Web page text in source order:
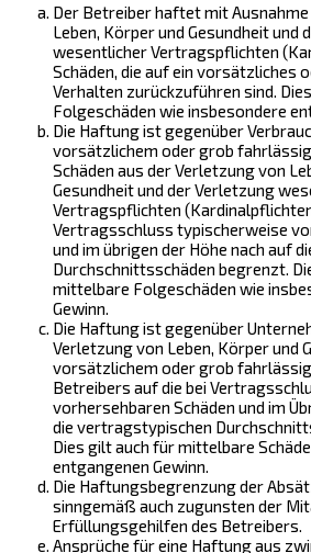
Der Betreiber haftet mit
Leben, Körper und Gesundheit und
wesentlicher Vertragspflichten
Schäden, die auf ein vorsätzliches
Verhalten zurückzuführen sind.
Folgeschäden wie insbesondere
Die Haftung ist gegenüber
vorsätzlichem oder grob
Schäden aus der Verletzung von
Gesundheit und der Verletzung
Vertragspflichten
Vertragsschluss typischerweise
und im übrigen der Höhe nach auf
Durchschnittsschäden begrenzt.
mittelbare Folgeschäden wie
Gewinn.
Die Haftung ist gegenüber
Verletzung von Leben, Körper und
vorsätzlichem oder grob
Betreibers auf die bei
vorhersehbaren Schäden und im
die vertragstypischen
Dies gilt auch für mittelbare
entgangenen Gewinn.
Die Haftungsbegrenzung der
sinngemäß auch zugunsten der
Erfüllungsgehilfen des Betreibers.
Ansprüche für eine Haftung aus